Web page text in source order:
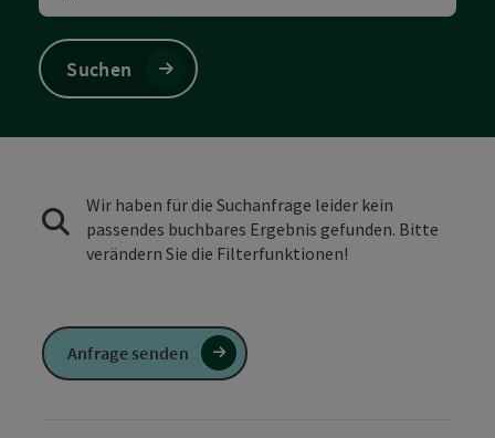
Suchen
Wir haben für die Suchanfrage leider kein
passendes buchbares Ergebnis gefunden. Bitte
verändern Sie die Filterfunktionen!
Anfrage senden